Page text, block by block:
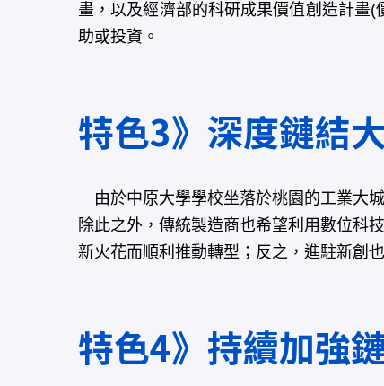
畫，以及經濟部的科研成果價值創造計畫
助或投資。
特色3》深度鏈結
由於中原大學學校坐落於桃園的工業大
除此之外，傳統製造商也希望利用數位科
新火花而順利推動轉型；反之，進駐新創
特色4》持續加強